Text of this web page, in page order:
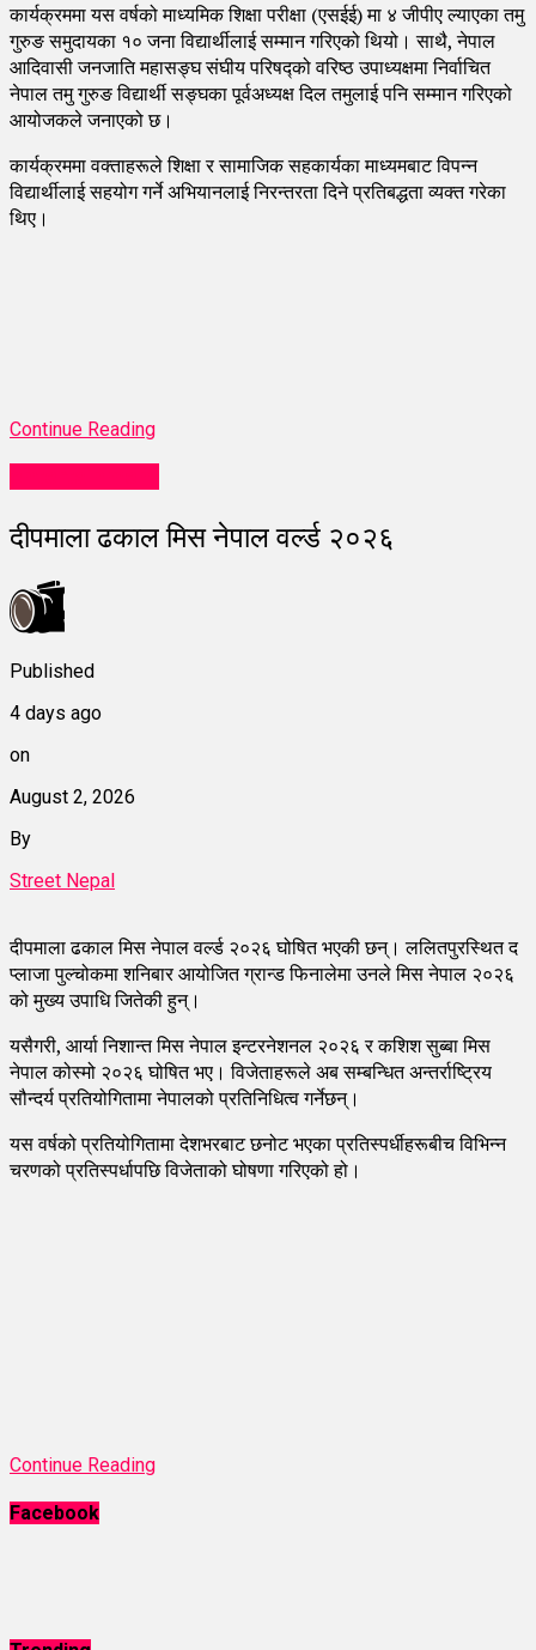
कार्यक्रममा यस वर्षको माध्यमिक शिक्षा परीक्षा (एसईई) मा ४ जीपीए ल्याएका तमु
गुरुङ समुदायका १० जना विद्यार्थीलाई सम्मान गरिएको थियो। साथै, नेपाल
आदिवासी जनजाति महासङ्घ संघीय परिषद्को वरिष्ठ उपाध्यक्षमा निर्वाचित
नेपाल तमु गुरुङ विद्यार्थी सङ्घका पूर्वअध्यक्ष दिल तमुलाई पनि सम्मान गरिएको
आयोजकले जनाएको छ।
कार्यक्रममा वक्ताहरूले शिक्षा र सामाजिक सहकार्यका माध्यमबाट विपन्न
विद्यार्थीलाई सहयोग गर्ने अभियानलाई निरन्तरता दिने प्रतिबद्धता व्यक्त गरेका
थिए।
Continue Reading
दीपमाला ढकाल मिस नेपाल वर्ल्ड २०२६
Published
4 days ago
on
August 2, 2026
By
Street Nepal
दीपमाला ढकाल मिस नेपाल वर्ल्ड २०२६ घोषित भएकी छन्। ललितपुरस्थित द
प्लाजा पुल्चोकमा शनिबार आयोजित ग्रान्ड फिनालेमा उनले मिस नेपाल २०२६
को मुख्य उपाधि जितेकी हुन्।
यसैगरी, आर्या निशान्त मिस नेपाल इन्टरनेशनल २०२६ र कशिश सुब्बा मिस
नेपाल कोस्मो २०२६ घोषित भए। विजेताहरूले अब सम्बन्धित अन्तर्राष्ट्रिय
सौन्दर्य प्रतियोगितामा नेपालको प्रतिनिधित्व गर्नेछन्।
यस वर्षको प्रतियोगितामा देशभरबाट छनोट भएका प्रतिस्पर्धीहरूबीच विभिन्न
चरणको प्रतिस्पर्धापछि विजेताको घोषणा गरिएको हो।
Continue Reading
Facebook